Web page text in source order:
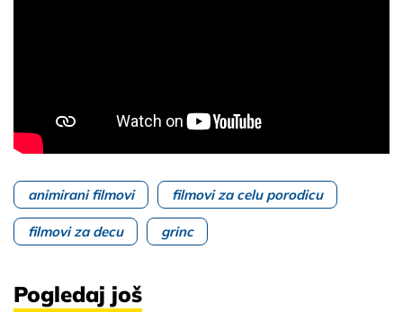
animirani filmovi filmovi za celu porodicu
filmovi za decu grinc
Pogledaj još